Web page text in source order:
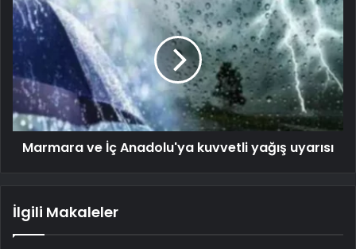
Marmara ve İç Anadolu'ya kuvvetli yağış uyarısı
İlgili Makaleler